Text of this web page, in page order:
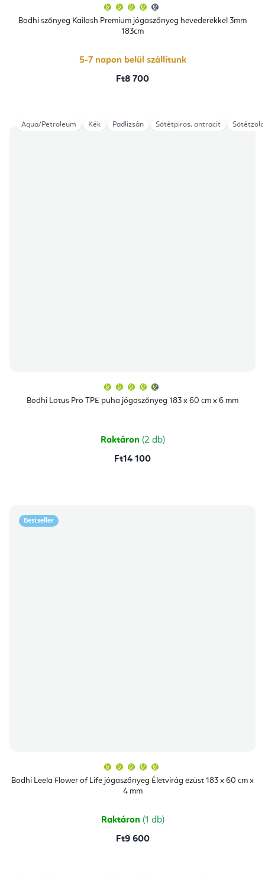
Bodhi szőnyeg Kailash Premium jógaszőnyeg hevederekkel 3mm
183cm
átlagos
értékelése
csillag.
5-7 napon belül szállítunk
Ft8 700
Bodhi Lotus Pro TPE puha jógaszőnyeg 183 x 60 cm x 6 mm
átlagos
értékelése
csillag.
Raktáron (2 db)
Ft14 100
Aqua/Petroleum Kék Padlizsán Sötétpiros, antracit Sötétzöld
Bestseller
Bodhi Leela Flower of Life jógaszőnyeg Életvirág ezüst 183 x 60 cm x
4 mm
átlagos
értékelése
csillag.
Raktáron (1 db)
Ft9 600